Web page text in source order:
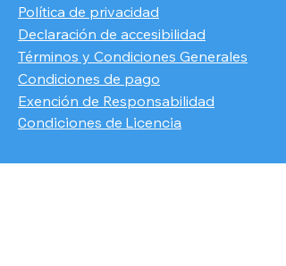
Política de privacidad
Declaración de accesibilidad
Términos y Condiciones Generales
Condiciones de pago
​Exención de Responsabilidad
Condiciones de Licencia